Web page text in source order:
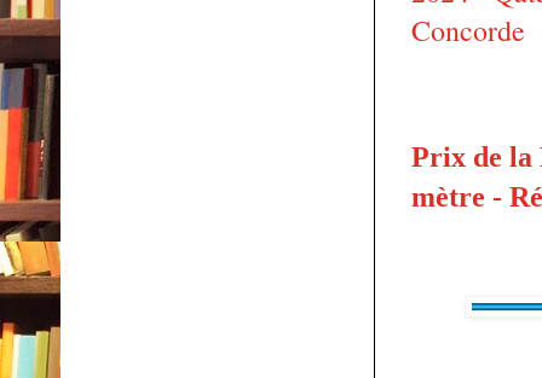
Concorde
Prix de la
mètre -